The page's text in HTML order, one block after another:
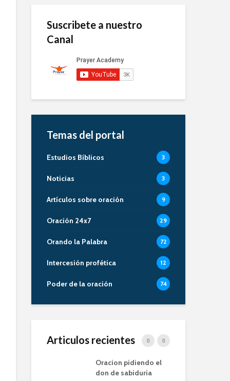
Suscribete a nuestro
Canal
Temas del portal
Estudios Bíblicos 3
Noticias 3
Artículos sobre oración 9
Oración 24x7 29
Orando la Palabra 72
Intercesión profética 12
Poder de la oración 74
Articulos recientes
Oracion pidiendo el
don de sabiduria